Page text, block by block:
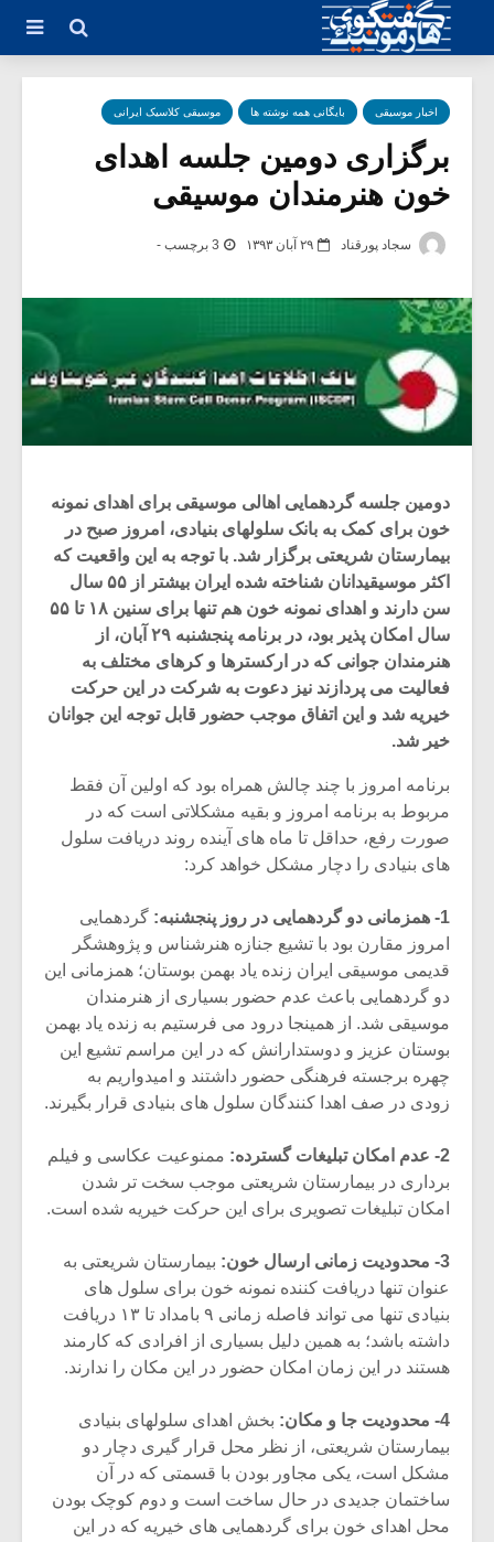
اخبار موسیقی بایگانی همه نوشته ها موسیقی کلاسیک ایرانی
برگزاری دومین جلسه اهدای
خون هنرمندان موسیقی
سجاد پورقناد ۲۹ آبان ۱۳۹۳ 3 برچسب -
دومین جلسه گردهمایی اهالی موسیقی برای اهدای نمونه
خون برای کمک به بانک سلولهای بنیادی، امروز صبح در
بیمارستان شریعتی برگزار شد. با توجه به این واقعیت که
اکثر موسیقیدانان شناخته شده ایران بیشتر از ۵۵ سال
سن دارند و اهدای نمونه خون هم تنها برای سنین ۱۸ تا ۵۵
سال امکان پذیر بود، در برنامه پنجشنبه ۲۹ آبان، از
هنرمندان جوانی که در ارکسترها و کرهای مختلف به
فعالیت می پردازند نیز دعوت به شرکت در این حرکت
خیریه شد و این اتفاق موجب حضور قابل توجه این جوانان
خیر شد.
برنامه امروز با چند چالش همراه بود که اولین آن فقط
مربوط به برنامه امروز و بقیه مشکلاتی است که در
صورت رفع، حداقل تا ماه های آینده روند دریافت سلول
های بنیادی را دچار مشکل خواهد کرد:
1- همزمانی دو گردهمایی در روز پنجشنبه:
گردهمایی
امروز مقارن بود با تشیع جنازه هنرشناس و پژوهشگر
قدیمی موسیقی ایران زنده یاد بهمن بوستان؛ همزمانی این
دو گردهمایی باعث عدم حضور بسیاری از هنرمندان
موسیقی شد. از همینجا درود می فرستیم به زنده یاد بهمن
بوستان عزیز و دوستدارانش که در این مراسم تشیع این
چهره برجسته فرهنگی حضور داشتند و امیدواریم به
زودی در صف اهدا کنندگان سلول های بنیادی قرار بگیرند.
2- عدم امکان تبلیغات گسترده:
ممنوعیت عکاسی و فیلم
برداری در بیمارستان شریعتی موجب سخت تر شدن
امکان تبلیغات تصویری برای این حرکت خیریه شده است.
3- محدودیت زمانی ارسال خون:
بیمارستان شریعتی به
عنوان تنها دریافت کننده نمونه خون برای سلول های
بنیادی تنها می تواند فاصله زمانی ۹ بامداد تا ۱۳ دریافت
داشته باشد؛ به همین دلیل بسیاری از افرادی که کارمند
هستند در این زمان امکان حضور در این مکان را ندارند.
4- محدودیت جا و مکان:
بخش اهدای سلولهای بنیادی
بیمارستان شریعتی، از نظر محل قرار گیری دچار دو
مشکل است،‌ یکی مجاور بودن با قسمتی که در آن
ساختمان جدیدی در حال ساخت است و دوم کوچک بودن
محل اهدای خون برای گردهمایی های خیریه که در این
میکلوش روژا
یادداشتی بر موسیقی
متن فیلم «متری
شیش و نیم»
برگزار